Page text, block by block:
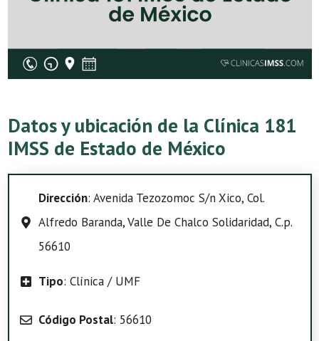
Datos y ubicación de la Clínica 181
IMSS de Estado de México
Dirección: Avenida Tezozomoc S/n Xico, Col.
Alfredo Baranda, Valle De Chalco Solidaridad, C.p.
56610
Tipo: Clínica / UMF
Código Postal: 56610